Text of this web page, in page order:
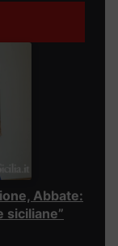
Abbate:
siciliane”